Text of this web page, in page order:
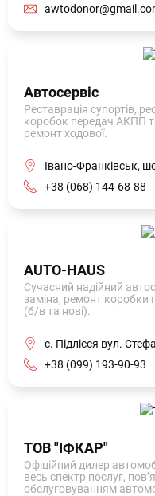
Автосервіс
Реставрація супортів,
коробок передач АКПП
ремонт ходової.
Івано-Франківськ,
+38 (068) 144-68-88
AUTO-HAUS
Сучасний надійний
заміна, ремонт коробки
(б/в та нові).
с. Підлісся вул.
+38 (099) 193-90-93
ТОВ "ІФКАР"
Офіційний дилер
весь спектр послуг,
обслуговуванням